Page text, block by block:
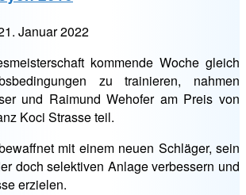
Januar 2022
kommende Woche gleich
zu trainieren, nahmen
und Raimund Wehofer am Preis von
Koci Strasse teil.
mit einem neuen Schläger, sein
doch selektiven Anlage verbessern und
erzielen.